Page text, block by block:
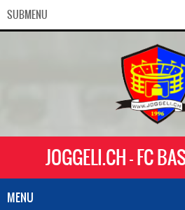
SUBMENU
JOGGELI.CH - FC
MENU